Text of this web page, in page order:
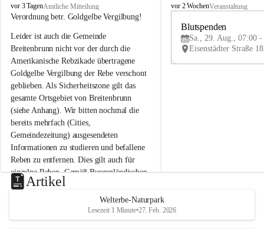
B
r
i
t
e
n
b
r
u
n
n
a
m
N
e
u
s
d
vor 3 TagenAmtliche Mitteilung
Verordnung betr. Goldgelbe Vergilbung!
Leider ist auch die Gemeinde
Breitenbrunn nicht vor der durch die
Amerikanische Rebzikade übertragene
Goldgelbe Vergilbung der Rebe verschont
geblieben. Als Sicherheitszone gilt das
gesamte Ortsgebiet von Breitenbrunn
(siehe Anhang). Wir bitten nochmal die
bereits mehrfach (Cities,
Gemeindezeitung) ausgesendeten
Informationen zu studieren und befallene
Reben zu entfernen. Dies gilt auch für
einzelne Reben. Gemäß Burgenländischen
Weinbaugesetz sind nicht gepflegte oder
unzulässige Weingärten zu roden! Bitte
helfen wir zusammen um unsere Winzer
vor den prognostizierten Ernteausfällen
B
e
u
e
d
vor 2 WochenVeranstaltung
Blutspenden
Sa., 29. Aug., 07:00 -
Artikel
Welterbe-Naturpark
Lesezeit 1 Minute•27. Feb. 2026